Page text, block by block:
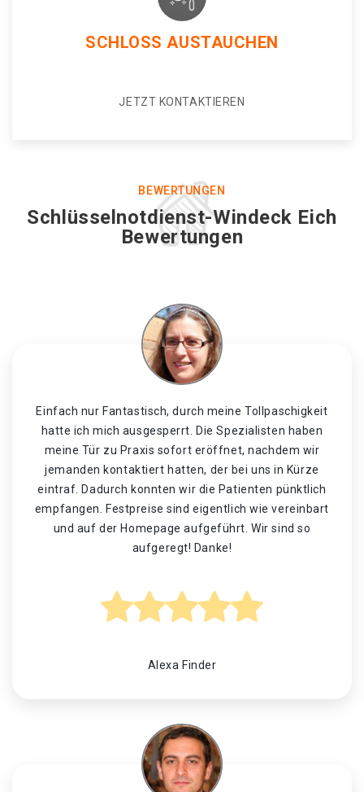
SCHLOSS AUSTAUCHEN
JETZT KONTAKTIEREN
BEWERTUNGEN
Schlüsselnotdienst-Windeck Eich
Bewertungen
Einfach nur Fantastisch, durch meine Tollpaschigkeit
hatte ich mich ausgesperrt. Die Spezialisten haben
meine Tür zu Praxis sofort eröffnet, nachdem wir
jemanden kontaktiert hatten, der bei uns in Kürze
eintraf. Dadurch konnten wir die Patienten pünktlich
empfangen. Festpreise sind eigentlich wie vereinbart
und auf der Homepage aufgeführt. Wir sind so
aufgeregt! Danke!
Alexa Finder